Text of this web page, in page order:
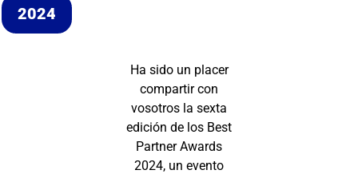
2024
Ha sido un placer
compartir con
vosotros la sexta
edición de los Best
Partner Awards
2024, un evento